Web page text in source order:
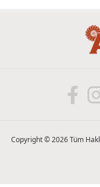
Copyright © 2026 Tüm